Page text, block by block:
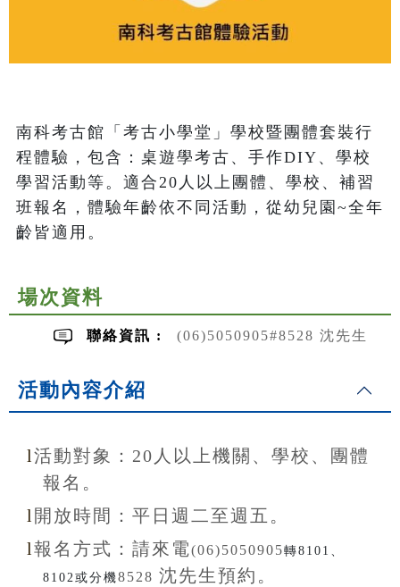
南科考古館「考古小學堂」學校暨團體套裝行
程體驗，包含：桌遊學考古、手作DIY、學校
學習活動等。適合20人以上團體、學校、補習
班報名，體驗年齡依不同活動，從幼兒園~全年
齡皆適用。
場次資料
聯絡資訊 : (06)5050905#8528 沈先生
活動內容介紹
l活動對象：20 人以上機關、學校、團體
報名。
l 開放時間： 平日週二至週五。
l報名方式： 請來電(06)5050905轉8101、
8102或分機8528 沈先生預約。